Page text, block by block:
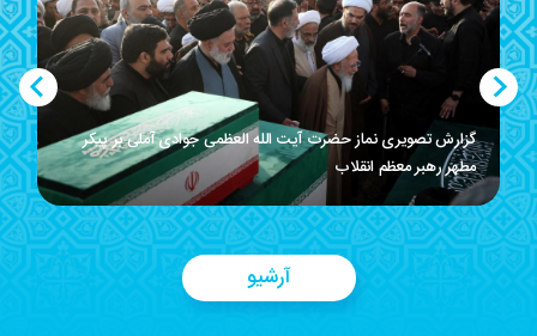
گزارش تصویری نماز حضرت آیت الله العظمی جوادی آملی بر پیکر
مطهر رهبر معظم انقلاب
اقامه نماز بر پیکر مطهر رهبر معظم انقلاب و خانواده محترم ایشان توسط حضرت
آیت‌الله العظمی جوادی...
آرشیو